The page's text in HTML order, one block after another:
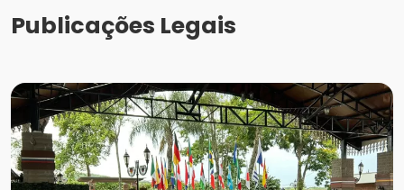
Publicações Legais